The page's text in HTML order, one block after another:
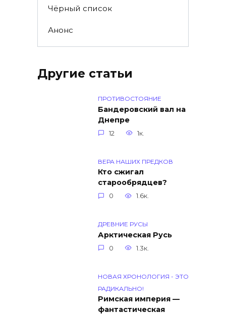
Чёрный список
Анонс
Другие статьи
ПРОТИВОСТОЯНИЕ
Бандеровский вал на
Днепре
12 1к.
ВЕРА НАШИХ ПРЕДКОВ
Кто сжигал
старообрядцев?
0 1.6к.
ДРЕВНИЕ РУСЫ
Арктическая Русь
0 1.3к.
НОВАЯ ХРОНОЛОГИЯ - ЭТО
РАДИКАЛЬНО!
Римская империя —
фантастическая